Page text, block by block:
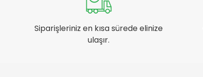
Siparişleriniz en kısa sürede elinize
ulaşır.